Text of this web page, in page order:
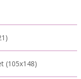
(105x148)